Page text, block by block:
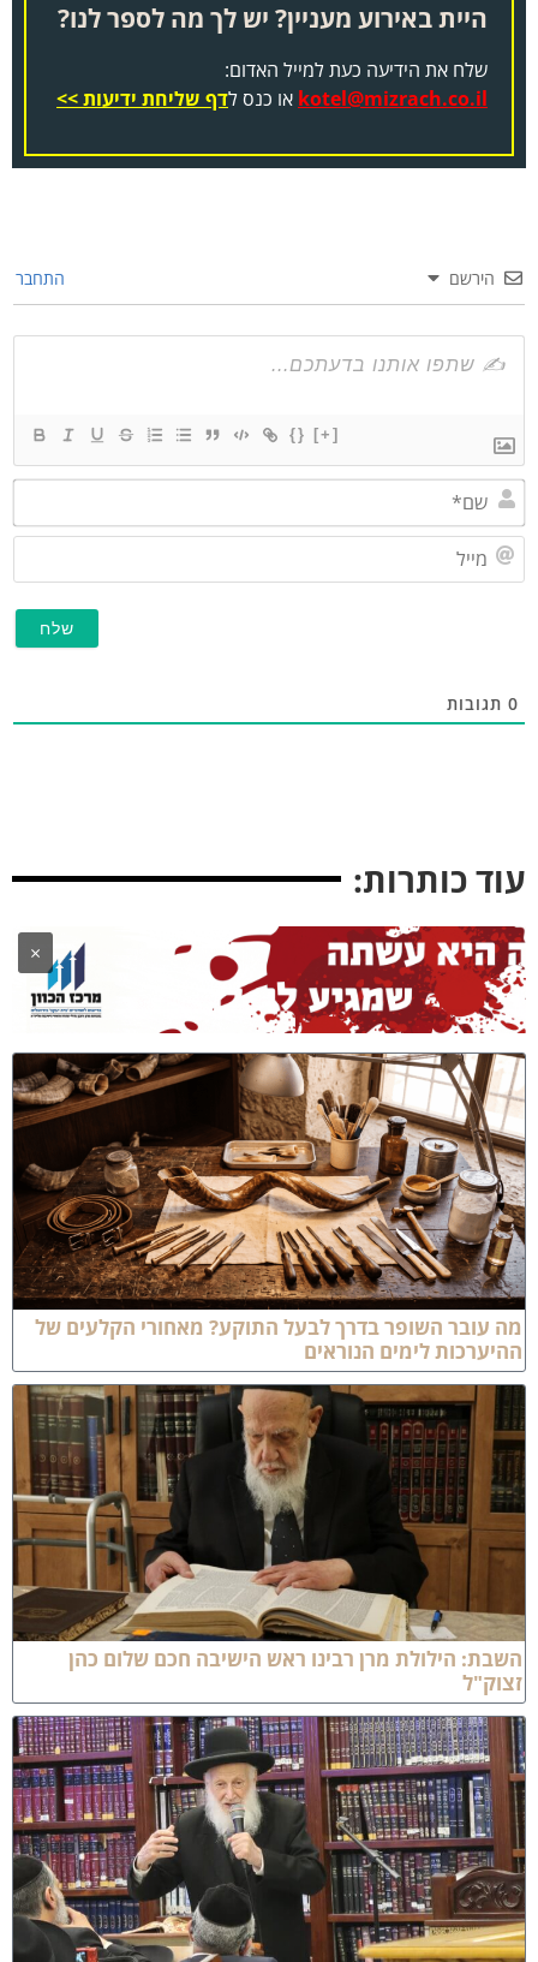
היית באירוע מעניין? יש לך מה לספר לנו?
שלח את הידיעה כעת למייל האדום:
kotel@mizrach.co.ilאו כנס לדף שליחת ידיעות >>
הירשם התחבר
{}
שם*
מייל
תגובות
כותרות:
×
עובר השופר בדרך לבעל התוקע? מאחורי הקלעים של
לימים הנוראים
הילולת מרן רבינו ראש הישיבה חכם שלום כהן